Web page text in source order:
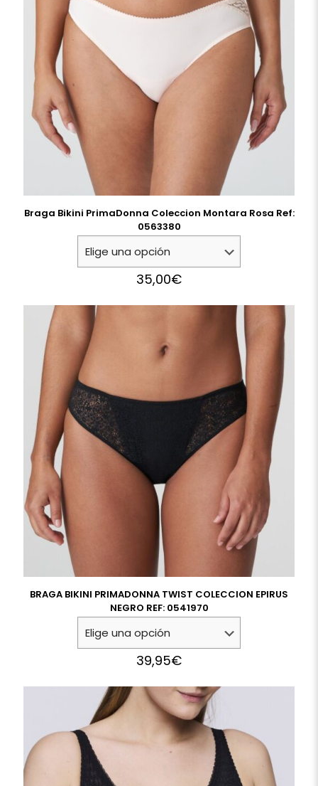
Braga Bikini PrimaDonna Coleccion Montara Rosa Ref:
0563380
35,00€
BRAGA BIKINI PRIMADONNA TWIST COLECCION EPIRUS
NEGRO REF: 0541970
39,95€